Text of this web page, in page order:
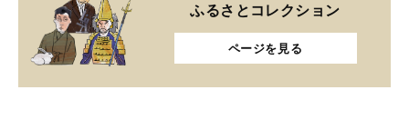
ふるさとコレクション
ページを見る